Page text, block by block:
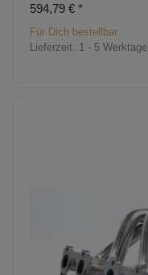
594,79 € *
Für Dich bestellbar
Lieferzeit: 1 - 5 Werktage